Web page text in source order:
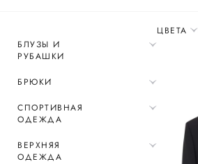
БЛУЗЫ И
РУБАШКИ
БРЮКИ
СПОРТИВНАЯ
ОДЕЖДА
ВЕРХНЯЯ
ОДЕЖДА
ЦВЕТА